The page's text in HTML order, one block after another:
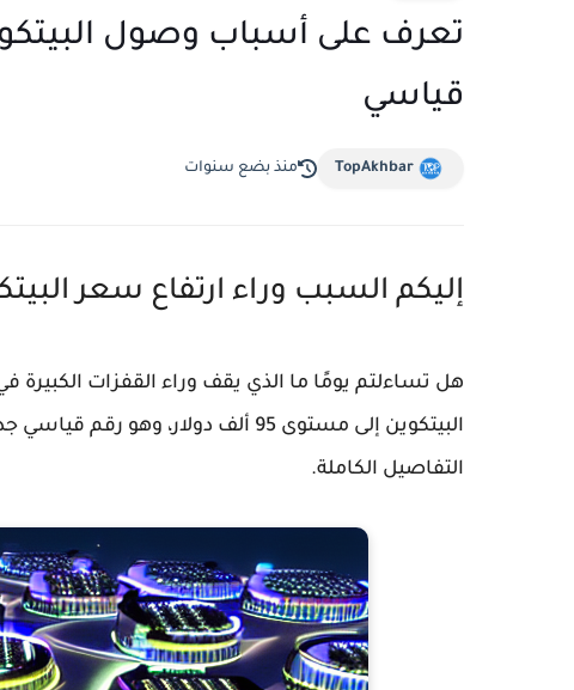
قياسي
TopAkhbar منذ بضع سنوات
إليكم السبب وراء ارتفاع سعر البيتكوين
هل تساءلتم يومًا ما الذي يقف وراء القفزات الكبيرة
البيتكوين إلى مستوى 95 ألف دولار،
التفاصيل الكاملة.